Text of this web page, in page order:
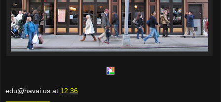
edu@havai.us at 12:36